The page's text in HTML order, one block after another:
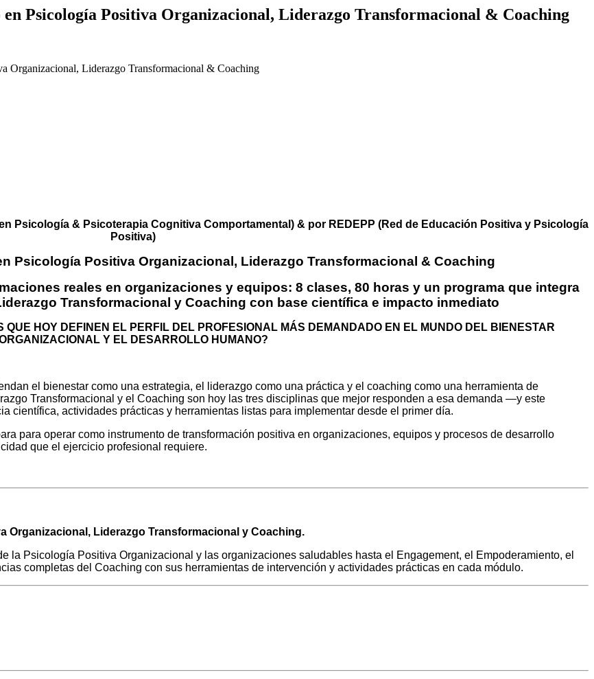
Psicología Positiva Organizacional, Liderazgo Transformacional & Coaching
Liderazgo Transformacional & Coaching
Psicología & Psicoterapia Cognitiva Comportamental) & por REDEPP (Red de Educación Positiva y Psicología
Positiva)
Psicología Positiva Organizacional, Liderazgo Transformacional & Coaching
reales en organizaciones y equipos: 8 clases, 80 horas y un programa que integra
Transformacional y Coaching con base científica e impacto inmediato
HOY DEFINEN EL PERFIL DEL PROFESIONAL MÁS DEMANDADO EN EL MUNDO DEL BIENESTAR
Y EL DESARROLLO HUMANO?
el bienestar como una estrategia, el liderazgo como una práctica y el coaching como una herramienta de
Transformacional y el Coaching son hoy las tres disciplinas que mejor responden a esa demanda —y este
científica, actividades prácticas y herramientas listas para implementar desde el primer día.
para operar como instrumento de transformación positiva en organizaciones, equipos y procesos de desarrollo
que el ejercicio profesional requiere.
Organizacional, Liderazgo Transformacional y Coaching.
la Psicología Positiva Organizacional y las organizaciones saludables hasta el Engagement, el Empoderamiento, el
completas del Coaching con sus herramientas de intervención y actividades prácticas en cada módulo.